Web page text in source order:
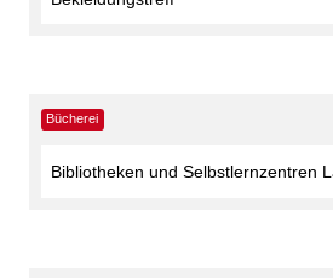
Bücherei
Bibliotheken und Selbstlernzentren